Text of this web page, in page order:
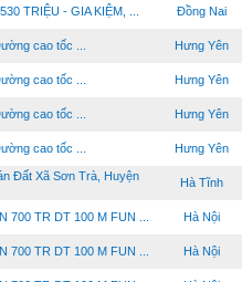
TRIỆU - GIA KIỆM, ... Đồng Nai
cao tốc ... Hưng Yên
cao tốc ... Hưng Yên
cao tốc ... Hưng Yên
cao tốc ... Hưng Yên
Đất Xã Sơn Trà, Huyện
Hà Tĩnh
700 TR DT 100 M FUN ... Hà Nội
700 TR DT 100 M FUN ... Hà Nội